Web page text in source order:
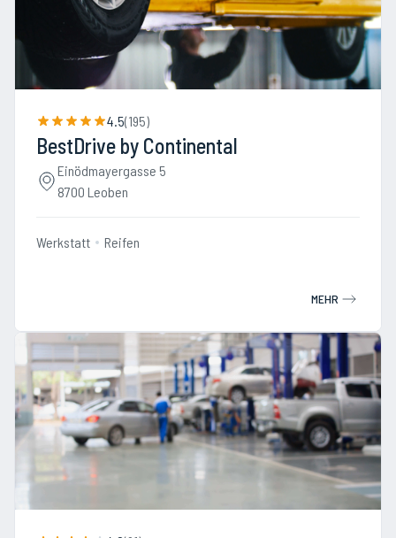
4.5(195)
BestDrive by Continental
Einödmayergasse 5
8700 Leoben
Werkstatt Reifen
MEHR